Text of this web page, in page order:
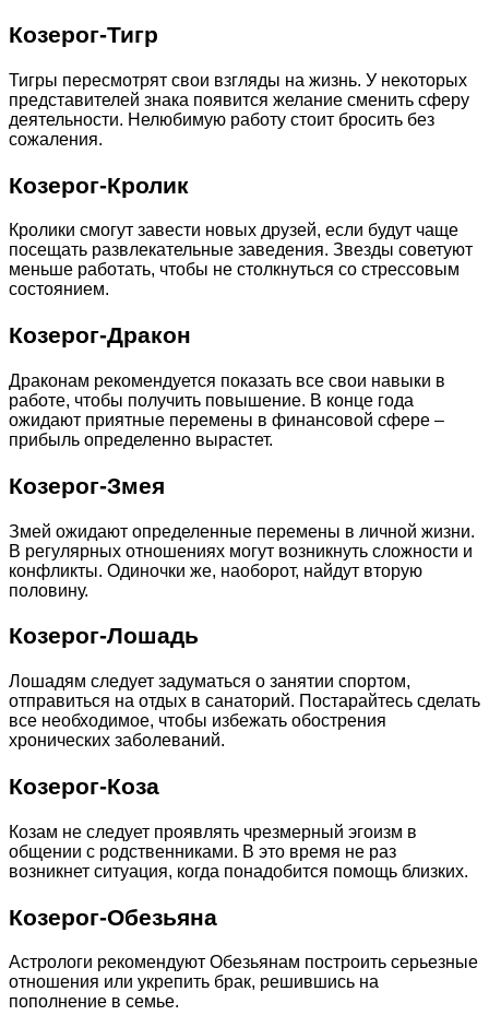
Козерог-Тигр
Тигры пересмотрят свои взгляды на жизнь. У некоторых
представителей знака появится желание сменить сферу
деятельности. Нелюбимую работу стоит бросить без
сожаления.
Козерог-Кролик
Кролики смогут завести новых друзей, если будут чаще
посещать развлекательные заведения. Звезды советуют
меньше работать, чтобы не столкнуться со стрессовым
состоянием.
Козерог-Дракон
Драконам рекомендуется показать все свои навыки в
работе, чтобы получить повышение. В конце года
ожидают приятные перемены в финансовой сфере –
прибыль определенно вырастет.
Козерог-Змея
Змей ожидают определенные перемены в личной жизни.
В регулярных отношениях могут возникнуть сложности и
конфликты. Одиночки же, наоборот, найдут вторую
половину.
Козерог-Лошадь
Лошадям следует задуматься о занятии спортом,
отправиться на отдых в санаторий. Постарайтесь сделать
все необходимое, чтобы избежать обострения
хронических заболеваний.
Козерог-Коза
Козам не следует проявлять чрезмерный эгоизм в
общении с родственниками. В это время не раз
возникнет ситуация, когда понадобится помощь близких.
Козерог-Обезьяна
Астрологи рекомендуют Обезьянам построить серьезные
отношения или укрепить брак, решившись на
пополнение в семье.